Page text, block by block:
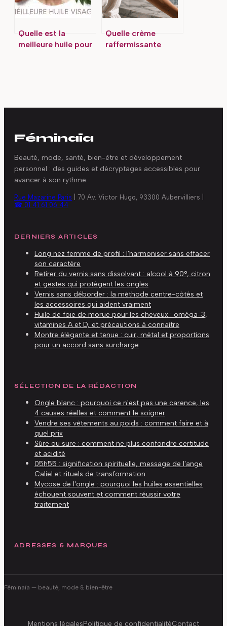
Quelle est la
meilleure huile pour
Quelle crème
raffermissante
Féminaïa
Beauté, mode, santé, bien-être et développement
personnel : des guides et décryptages accessibles pour
avancer à son rythme.
Rue Mazarine Paris 70 Av. Victor Hugo, 93300 Aubervilliers
☎ 01 41 61 06 44
DERNIERS ARTICLES
Long nez femme de profil : l’harmoniser sans effacer
son caractère
Retirer du vernis sans dissolvant : alcool à 90°, citron
et gestes qui protègent les ongles
Vernis sans déborder : la méthode centre-côtés et
les accessoires qui aident vraiment
Huile de foie de morue pour les cheveux : oméga-3,
vitamines A et D, et précautions à connaître
Montre élégante et tenue : cuir, métal et proportions
pour un accord sans surcharge
SÉLECTION DE LA RÉDACTION
Ongle blanc : pourquoi ce n'est pas une carence, les
4 causes réelles et comment le soigner
Vendre ses vêtements au poids : comment faire et à
quel prix
Sûre ou sure : comment ne plus confondre certitude
et acidité
05h55 : signification spirituelle, message de l'ange
Caliel et rituels de transformation
Mycose de l'ongle : pourquoi les huiles essentielles
échouent souvent et comment réussir votre
traitement
ADRESSES & MARQUES
Féminaïa — beauté, mode & bien-être
Mentions légalesPolitique de confidentialitéContact